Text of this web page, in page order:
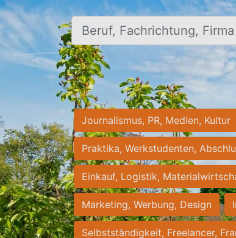
Beruf, Fachrichtung, Firma
Journalismus, PR, Medien, Kultur
Praktika, Werkstudenten,
Einkauf, Logistik,
Marketing, Werbung, Design
Selbstständigkeit, Freelancer,